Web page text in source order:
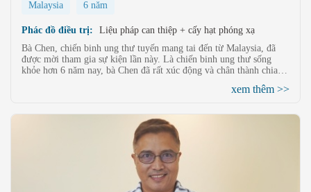
Malaysia 6 năm
Phác đồ điều trị:
Liệu pháp can thiệp + cấy hạt phóng xạ
Bà Chen, chiến binh ung thư tuyến mang tai đến từ Malaysia, đã
được mời tham gia sự kiện lần này. Là chiến binh ung thư sống
khỏe hơn 6 năm nay, bà Chen đã rất xúc động và chân thành chia sẻ
xem thêm >>